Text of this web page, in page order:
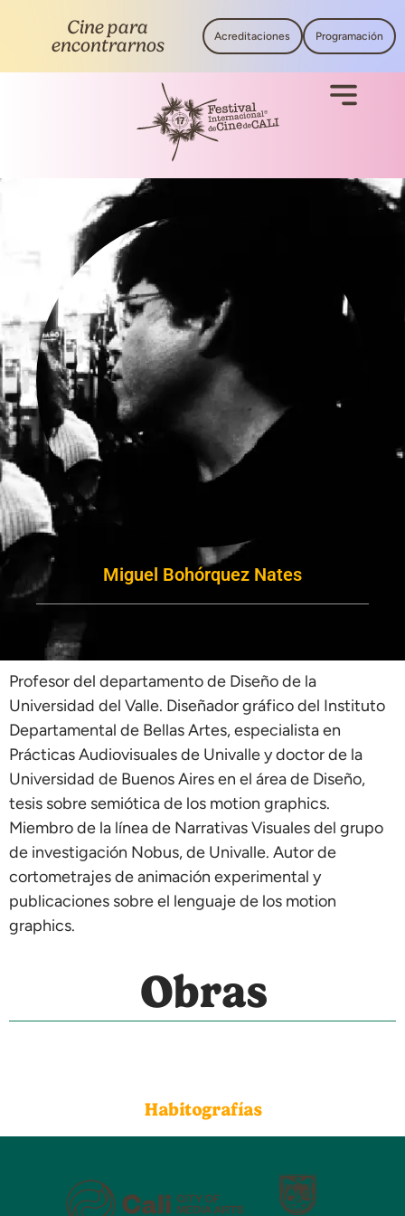
Cine para
encontrarnos
Acreditaciones Programación
Miguel Bohórquez Nates
Profesor del departamento de Diseño de la
Universidad del Valle. Diseñador gráfico del Instituto
Departamental de Bellas Artes, especialista en
Prácticas Audiovisuales de Univalle y doctor de la
Universidad de Buenos Aires en el área de Diseño,
tesis sobre semiótica de los motion graphics.
Miembro de la línea de Narrativas Visuales del grupo
de investigación Nobus, de Univalle. Autor de
cortometrajes de animación experimental y
publicaciones sobre el lenguaje de los motion
graphics.
Obras
Habitografías